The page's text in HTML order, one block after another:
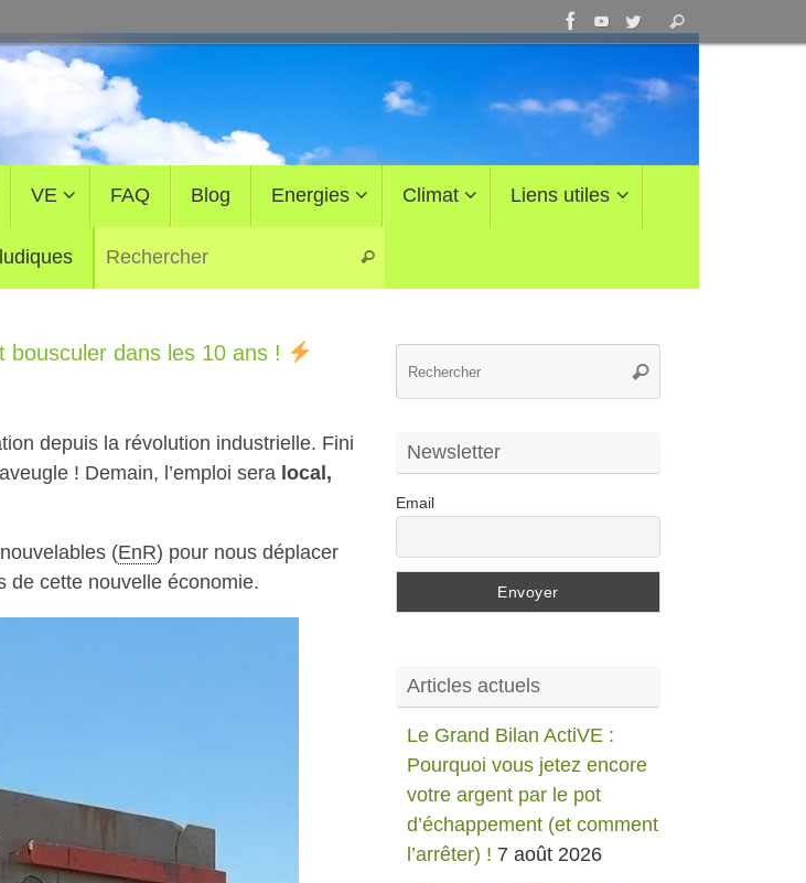
pour
:
Rechercher
VE FAQ Blog Energies Climat Liens utiles
Rechercher
bousculer dans les 10 ans !
depuis la révolution industrielle. Fini
! Demain, l’emploi sera local,
(EnR) pour nous déplacer
de cette nouvelle économie.
Rechercher
Newsletter
Email
Articles actuels
Le Grand Bilan ActiVE :
Pourquoi vous jetez encore
votre argent par le pot
d’échappement (et comment
l’arrêter) ! 7 août 2026